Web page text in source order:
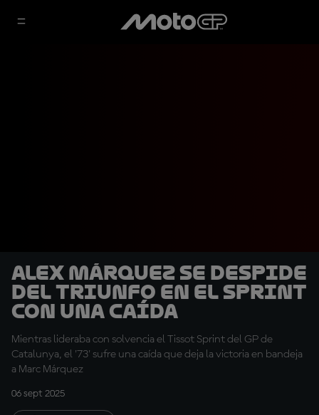
Alex Márquez se despide
del triunfo en el Sprint
con una caída
Mientras lideraba con solvencia el Tissot Sprint del GP de
Catalunya, el '73' sufre una caída que deja la victoria en bandeja
a Marc Márquez
06 sept 2025